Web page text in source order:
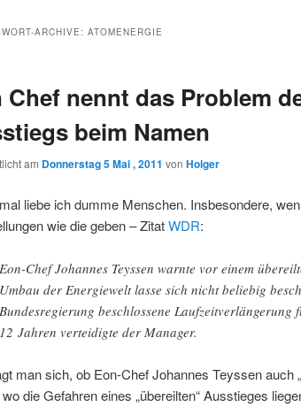
ARCHIVE: ATOMENERGIE
Chef nennt das Problem
beim Namen
am Donnerstag 5 Mai , 2011 von Holger
liebe ich dumme Menschen. Insbesondere,
wie die geben – ZitatWDR:
Eon-Chef Johannes Teyssen warnte vor einem
Umbau der Energiewelt lasse sich nicht beliebig
Bundesregierung beschlossene Laufzeitverlängerung
12 Jahren verteidigte der Manager.
man sich, ob Eon-Chef Johannes Teyssen auch
die Gefahren eines „übereilten“ Ausstieges